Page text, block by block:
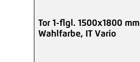
Tor 1-flgl. 1500x1800 mm
Wahlfarbe, IT Vario